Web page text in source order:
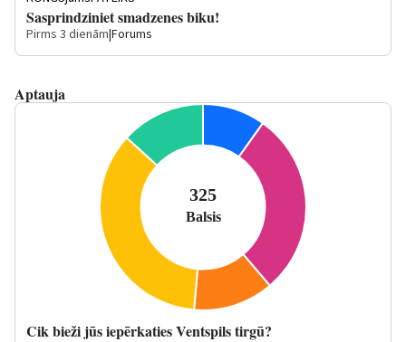
Sasprindziniet smadzenes biku!
Pirms 3 dienām|Forums
Aptauja
Cik bieži jūs iepērkaties Ventspils tirgū?